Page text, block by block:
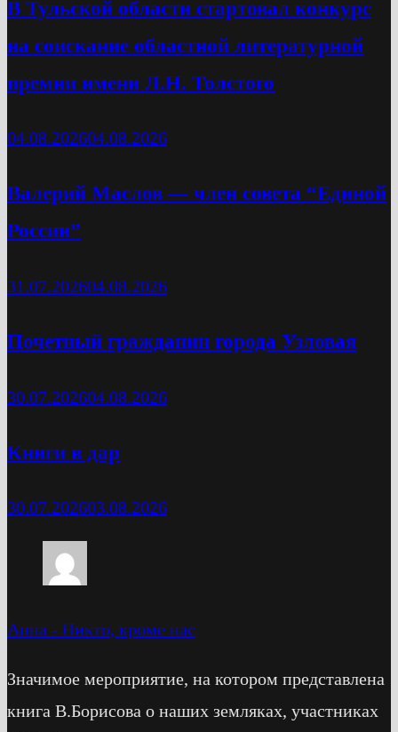
В Тульской области стартовал конкурс
на соискание областной литературной
премии имени Л.Н. Толстого
04.08.202604.08.2026
Валерий Маслов — член совета “Единой
России”
31.07.202604.08.2026
Почетный гражданин города Узловая
30.07.202604.08.2026
Книги в дар
30.07.202603.08.2026
Анна - Никто, кроме нас
Значимое мероприятие, на котором представлена
книга В.Борисова о наших земляках, участниках